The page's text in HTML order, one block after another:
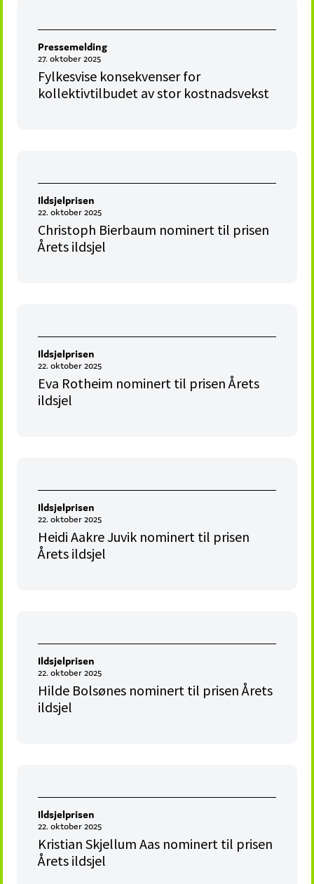
Pressemelding
27. oktober 2025
Fylkesvise konsekvenser for
kollektivtilbudet av stor kostnadsvekst
Ildsjelprisen
22. oktober 2025
Christoph Bierbaum nominert til prisen
Årets ildsjel
Ildsjelprisen
22. oktober 2025
Eva Rotheim nominert til prisen Årets
ildsjel
Ildsjelprisen
22. oktober 2025
Heidi Aakre Juvik nominert til prisen
Årets ildsjel
Ildsjelprisen
22. oktober 2025
Hilde Bolsønes nominert til prisen Årets
ildsjel
Ildsjelprisen
22. oktober 2025
Kristian Skjellum Aas nominert til prisen
Årets ildsjel